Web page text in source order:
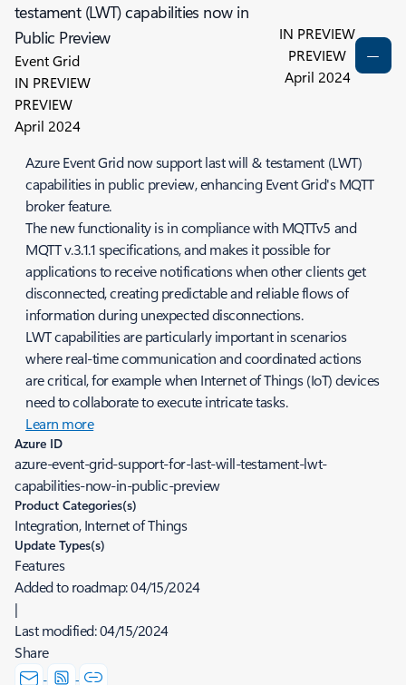
testament (LWT) capabilities now in
Public Preview
Event Grid
IN PREVIEW
PREVIEW
April 2024
IN PREVIEW
PREVIEW
April 2024
Azure Event Grid now support last will & testament (LWT)
capabilities in public preview, enhancing Event Grid's MQTT
broker feature.
The new functionality is in compliance with MQTTv5 and
MQTT v.3.1.1 specifications, and makes it possible for
applications to receive notifications when other clients get
disconnected, creating predictable and reliable flows of
information during unexpected disconnections.
LWT capabilities are particularly important in scenarios
where real-time communication and coordinated actions
are critical, for example when Internet of Things (IoT) devices
need to collaborate to execute intricate tasks.
Learn more
Azure ID
azure-event-grid-support-for-last-will-testament-lwt-
capabilities-now-in-public-preview
Product Categories(s)
Integration, Internet of Things
Update Types(s)
Features
Added to roadmap:04/15/2024
|
Last modified:04/15/2024
Share